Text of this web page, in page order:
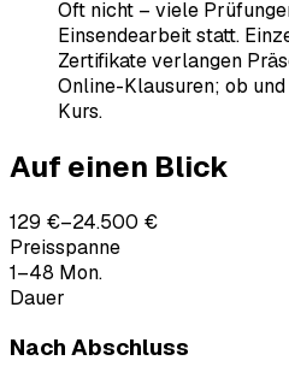
Oft nicht – viele
Einsendearbeit statt.
Zertifikate verlangen
Online-Klausuren; ob
Kurs.
Auf einen Blick
129 €–24.500 €
Preisspanne
1–48 Mon.
Dauer
Nach Abschluss